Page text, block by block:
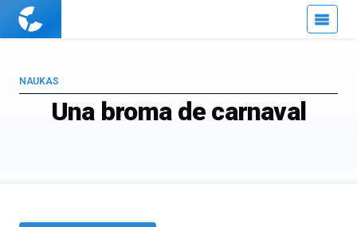
Cuaderno
Una broma de carnaval
NAUKAS